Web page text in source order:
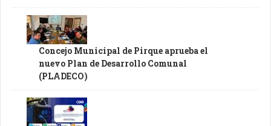
Concejo Municipal de Pirque aprueba el
nuevo Plan de Desarrollo Comunal
(PLADECO)